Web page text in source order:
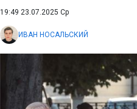
19:49 23.07.2025 Ср
ИВАН НОСАЛЬСКИЙ